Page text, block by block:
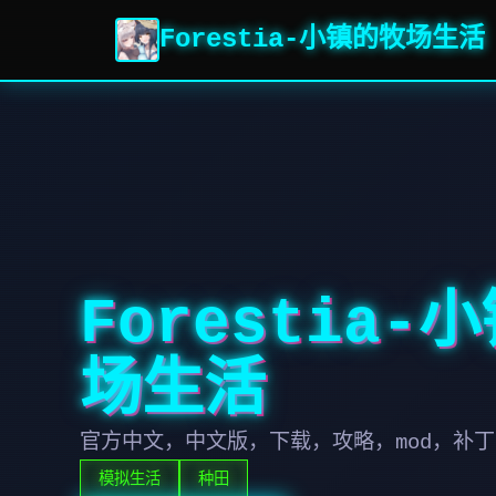
Forestia-小镇的牧场生活
Forestia-小
场生活
官方中文，中文版，下载，攻略，mod，补丁
模拟生活 种田